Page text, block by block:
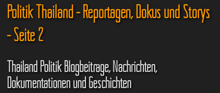
Politik Thailand - Reportagen, Dokus und Storys
- Seite 2
Thailand Politik Blogbeiträge, Nachrichten,
Dokumentationen und Geschichten